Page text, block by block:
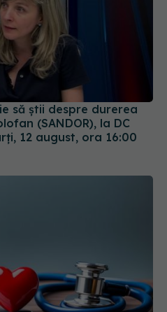
(SANDOR), la DC
12 august, ora 16:00